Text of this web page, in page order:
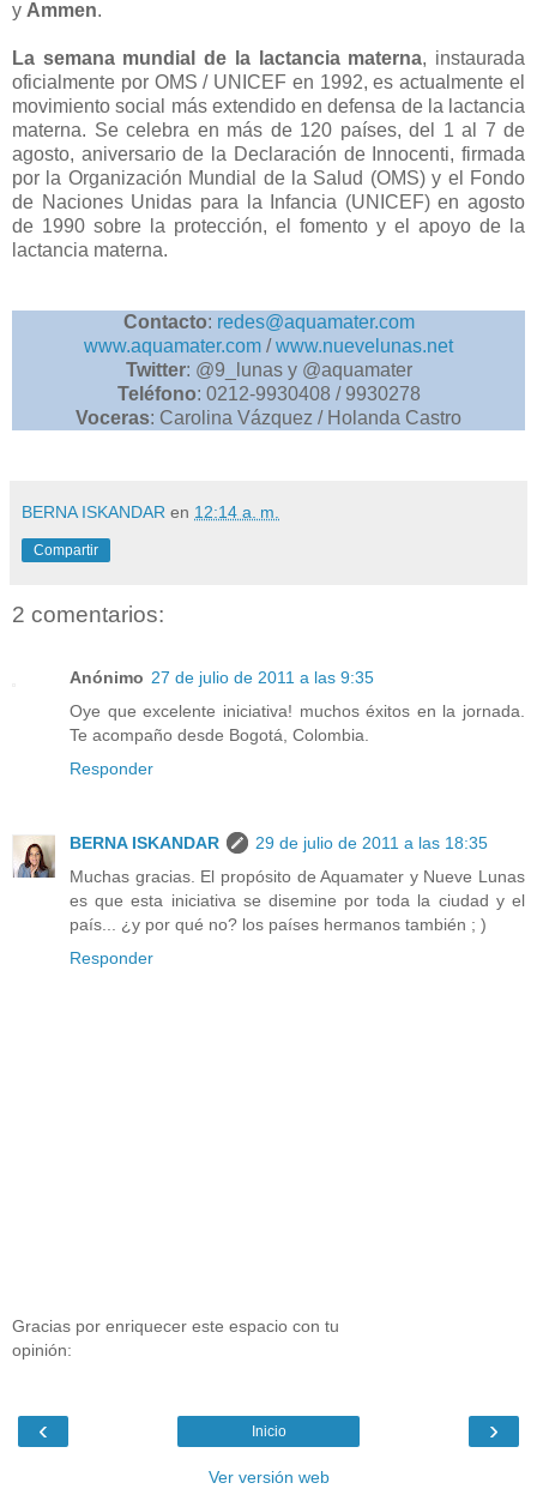
y Ammen.
La semana mundial de la lactancia materna, instaurada
oficialmente por OMS / UNICEF en 1992, es actualmente el
movimiento social más extendido en defensa de la lactancia
materna. Se celebra en más de 120 países, del 1 al 7 de
agosto, aniversario de la Declaración de Innocenti, firmada
por la Organización Mundial de la Salud (OMS) y el Fondo
de Naciones Unidas para la Infancia (UNICEF) en agosto
de 1990 sobre la protección, el fomento y el apoyo de la
lactancia materna.
Contacto: redes@aquamater.com
www.aquamater.com /www.nuevelunas.net
Twitter: @9_lunas y @aquamater
Teléfono: 0212-9930408 / 9930278
Voceras: Carolina Vázquez / Holanda Castro
BERNA ISKANDAR en 12:14 a. m.
Compartir
2 comentarios:
Anónimo 27 de julio de 2011 a las 9:35
Oye que excelente iniciativa! muchos éxitos en la jornada.
Te acompaño desde Bogotá, Colombia.
Responder
BERNA ISKANDAR
29 de julio de 2011 a las 18:35
Muchas gracias. El propósito de Aquamater y Nueve Lunas
es que esta iniciativa se disemine por toda la ciudad y el
país... ¿y por qué no? los países hermanos también ; )
Responder
Gracias por enriquecer este espacio con tu
opinión:
‹ ›
Inicio
Ver versión web